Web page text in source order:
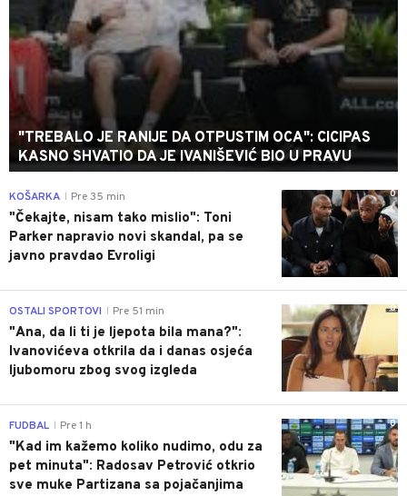
"TREBALO JE RANIJE DA OTPUSTIM OCA": CICIPAS
KASNO SHVATIO DA JE IVANIŠEVIĆ BIO U PRAVU
0
KOŠARKA Pre 35 min
"Čekajte, nisam tako mislio": Toni
Parker napravio novi skandal, pa se
javno pravdao Evroligi
0
OSTALI SPORTOVI Pre 51 min
"Ana, da li ti je ljepota bila mana?":
Ivanovićeva otkrila da i danas osjeća
ljubomoru zbog svog izgleda
0
FUDBAL Pre 1 h
"Kad im kažemo koliko nudimo, odu za
pet minuta": Radosav Petrović otkrio
sve muke Partizana sa pojačanjima